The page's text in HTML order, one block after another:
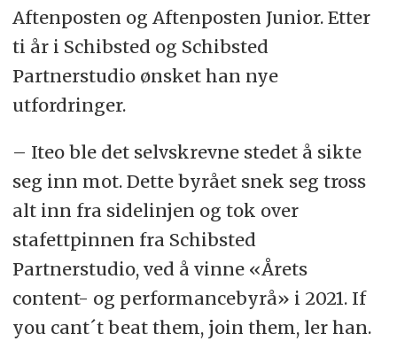
Aftenposten og Aftenposten Junior. Etter
ti år i Schibsted og Schibsted
Partnerstudio ønsket han nye
utfordringer.
– Iteo ble det selvskrevne stedet å sikte
seg inn mot. Dette byrået snek seg tross
alt inn fra sidelinjen og tok over
stafettpinnen fra Schibsted
Partnerstudio, ved å vinne «Årets
content- og performancebyrå» i 2021. If
you cant´t beat them, join them, ler han.